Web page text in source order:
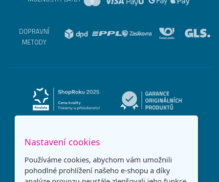
DOPRAVNÍ
METODY
Nastavení cookies
Používáme cookies, abychom vám umožnili
pohodlné prohlížení našeho e-shopu a díky